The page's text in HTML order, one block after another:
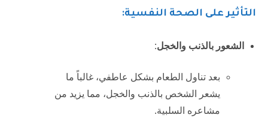
التأثير على الصحة النفسية:
الشعور بالذنب والخجل:
بعد تناول الطعام بشكل عاطفي، غالباً ما
يشعر الشخص بالذنب والخجل، مما يزيد من
مشاعره السلبية.